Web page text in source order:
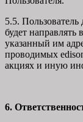
5.5. Пользователь
будет направлять
указанный им
проводимых
акциях и иную
6.